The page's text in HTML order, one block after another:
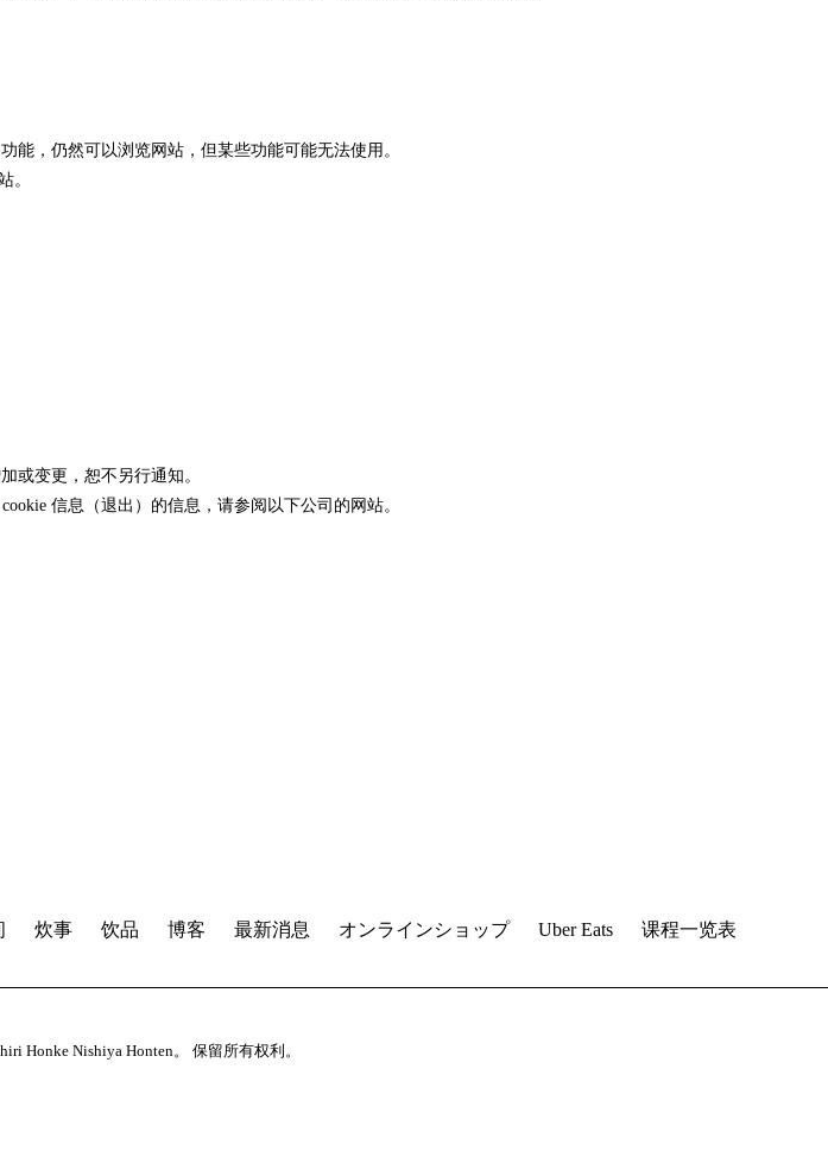
能，仍然可以浏览网站，但某些功能可能无法使用。
。
或变更，恕不另行通知。
信息（退出）的信息，请参阅以下公司的网站。
炊事 饮品 博客 最新消息 オンラインショップ Uber Eats 课程一览表
Honke Nishiya Honten。 保留所有权利。